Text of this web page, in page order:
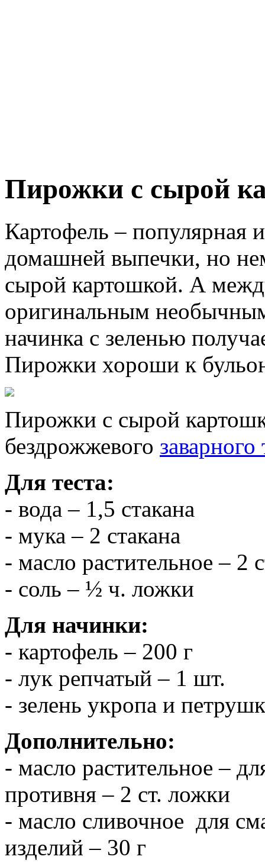
Пирожки с сырой
Картофель – популярная
домашней выпечки, но
сырой картошкой. А
оригинальным
начинка с зеленью
Пирожки хороши к
Пирожки с сырой
бездрожжевого заварного
Для теста:
- вода – 1,5 стакана
- мука – 2 стакана
- масло растительное – 2
- соль – ½ ч. ложки
Для начинки:
- картофель – 200 г
- лук репчатый – 1 шт.
- зелень укропа и
Дополнительно:
- масло растительное –
противня – 2 ст. ложки
- масло сливочное для
изделий – 30 г